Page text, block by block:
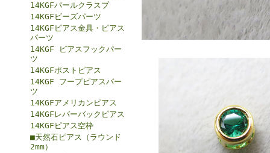
14KGFパールクラスプ
14KGFビーズパーツ
14KGFピアス金具・ピアス
パーツ
14KGF ピアスフックパー
ツ
14KGFポストピアス
14KGF フープピアスパー
ツ
14KGFアメリカンピアス
14KGFレバーバックピアス
14KGFピアス空枠
■天然石ピアス（ラウンド
2mm）